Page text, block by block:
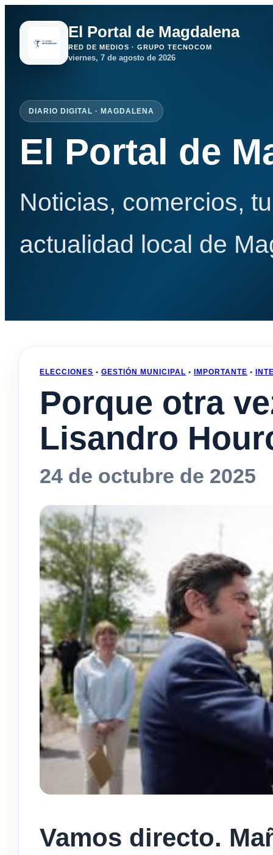
El Portal de Magdalena
RED DE MEDIOS · GRUPO TECNOCOM
viernes, 7 de agosto de 2026
DIARIO DIGITAL · MAGDALENA
El Portal de
Noticias, comercios,
actualidad local de
ELECCIONES • GESTIÓN MUNICIPAL • IMPORTANTE •
Porque otra
Lisandro
24 de octubre de 2025
Vamos directo.